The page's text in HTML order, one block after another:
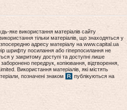
яке використання матеріалів сайту
тільки матеріалів, що знаходяться у
адресу матеріалу на www.capital.ua
шрифту посилання або гіперпосилання не
у закритому доступі та доступні лише
передрук, копіювання, відтворення,
Використання матеріалів, які містять
позначені знаком
публікуються на